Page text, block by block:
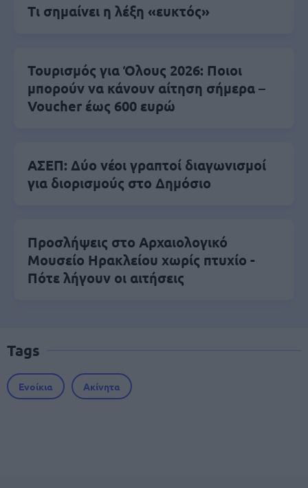
Τι σημαίνει η λέξη «ευκτός»
Τουρισμός για Όλους 2026: Ποιοι
μπορούν να κάνουν αίτηση σήμερα –
Voucher έως 600 ευρώ
ΑΣΕΠ: Δύο νέοι γραπτοί διαγωνισμοί
για διορισμούς στο Δημόσιο
Προσλήψεις στο Αρχαιολογικό
Μουσείο Ηρακλείου χωρίς πτυχίο -
Πότε λήγουν οι αιτήσεις
Tags
Ενοίκια Ακίνητα